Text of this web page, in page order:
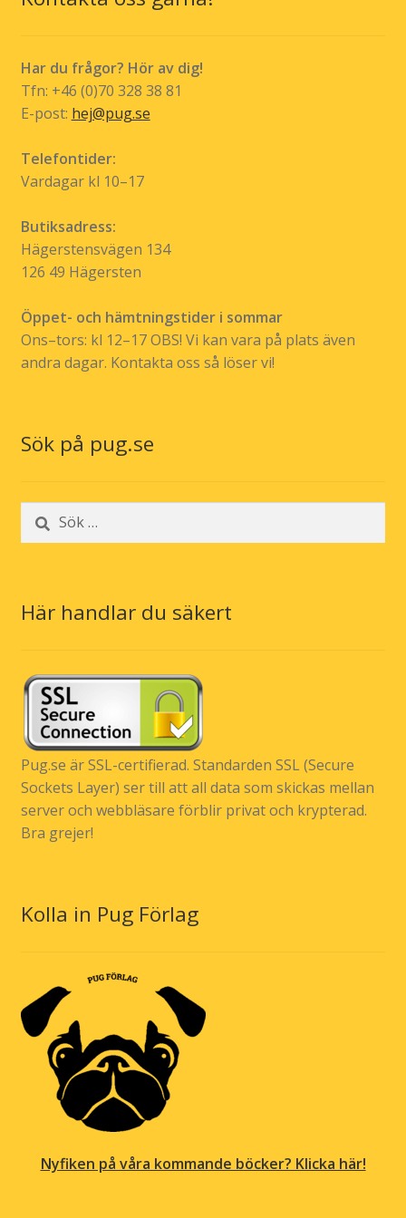
Har du frågor? Hör av dig!
Tfn: +46 (0)70 328 38 81
E-post: hej@pug.se
Telefontider:
Vardagar kl 10–17
Butiksadress:
Hägerstensvägen 134
126 49 Hägersten
Öppet- och hämtningstider i sommar
Ons–tors: kl 12–17 OBS! Vi kan vara på plats även
andra dagar. Kontakta oss så löser vi!
Sök på pug.se
Sök
efter:
Här handlar du säkert
Pug.se är SSL-certifierad. Standarden SSL (Secure
Sockets Layer) ser till att all data som skickas mellan
server och webbläsare förblir privat och krypterad.
Bra grejer!
Kolla in Pug Förlag
Nyfiken på våra kommande böcker? Klicka här!